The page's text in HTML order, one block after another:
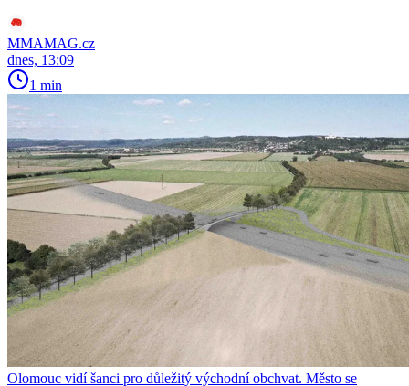
MMAMAG.cz
dnes, 13:09
1 min
Olomouc vidí šanci pro důležitý východní obchvat. Město se